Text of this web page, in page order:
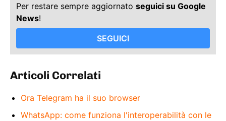
Per restare sempre aggiornato seguici su Google
News!
SEGUICI
Articoli Correlati
Ora Telegram ha il suo browser
WhatsApp: come funziona l'interoperabilità con le